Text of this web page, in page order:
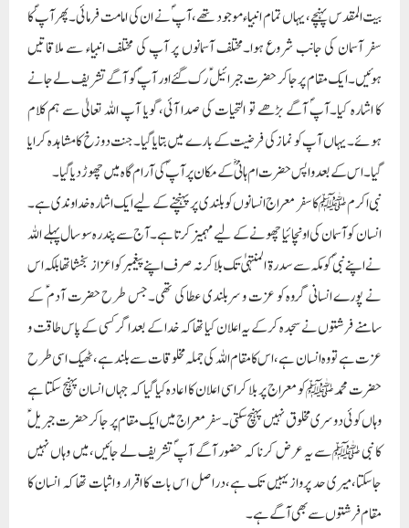
بیت المقدس پہنچے،یہاں تمام انبیاء موجود تھے،آپ ؐنے ان کی امامت فرمائی۔پھر آپ ؐکا
سفر آسمان کی جانب شروع ہوا۔مختلف آسمانوں پر آپ کی مختلف انبیاء سے ملاقاتیں
ہوئیں۔ایک مقام پر جاکر حضرت جبرائیلؑ رک گئے اور آپؐ کو آگے تشریف لے جانے
کا اشارہ کیا۔آپؐ آگے بڑھے تو التحیات کی صدا آئی،گویا آپ اللہ تعالیٰ سے ہم کلام
ہوئے۔یہاں آپ کو نماز کی فرضیت کے بارے میں بتایا گیا۔جنت دوزخ کا مشاہدہ کرایا
گیا۔اس کے بعد واپس حضرت ام ہانیؓ کے مکان پر آپؐ کی آرام گاہ میں چھوڑ دیا گیا۔
نبی اکرم ﷺ کا سفر معراج انسانوں کو بلندی پر پہنچنے کے لیے ایک اشارہ خداوندی ہے۔
انسان کو آسمان کی اونچائیا چھونے کے لیے مہمیز کرتا ہے۔آج سے پندرہ سو سال پہلے اللہ
نے اپنے نبی ؐ کو مکہ سے سدرۃ المنتہیٰ تک بلا کر نہ صرف اپنے پیغمبر کو اعزاز بخشاتھا بلکہ اس
نے پورے انسانی گروہ کو عزت و سربلندی عطا کی تھی۔جس طرح حضرت آدم ؑ کے
سامنے فرشتوں نے سجدہ کرکے یہ اعلان کیا تھا کہ خدا کے بعد اگر کسی کے پاس طاقت و
عزت ہے تو وہ انسان ہے،اس کا مقام اللہ کی جملہ مخلوقات سے بلند ہے،ٹھیک اسی طرح
حضرت محمد ﷺ کو معراج پر بلا کر اسی اعلان کا اعادہ کیا گیا کہ جہاں انسان پہنچ سکتا ہے
وہاں کوئی دوسری مخلوق نہیں پہنچ سکتی۔سفر معراج میں ایک مقام پر جاکر حضرت جبریل ؑ
کا نبی ﷺ سے یہ عرض کرنا کہ حضور آگے آپؐ تشریف لے جائیں،میں وہاں نہیں
جاسکتا،میری حد پرواز یہیں تک ہے،دراصل اس بات کا اقرار و اثبات تھا کہ انسان کا
مقام فرشتوں سے بھی آگے ہے۔